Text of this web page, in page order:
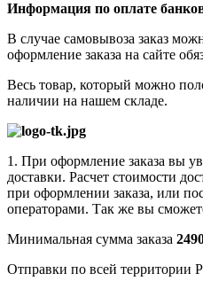
Информация по оплате
В случае самовывоза заказ
оформление заказа на сайте
Весь товар, который можно
наличии на нашем складе.
1. При оформление заказа вы
доставки. Расчет стоимости
при оформлении заказа, или
операторами. Так же вы
Минимальная сумма заказа
Отправки по всей территории